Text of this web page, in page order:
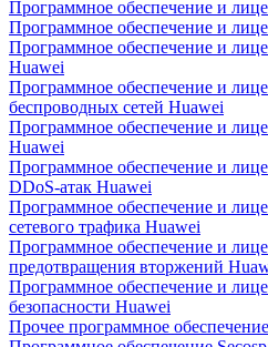
Программное обеспечение и
Программное обеспечение и
Программное обеспечение и
Huawei
Программное обеспечение и
беспроводных сетей Huawei
Программное обеспечение и
Huawei
Программное обеспечение и
DDoS-атак Huawei
Программное обеспечение и
сетевого трафика Huawei
Программное обеспечение и
предотвращения вторжений
Программное обеспечение и
безопасности Huawei
Прочее программное